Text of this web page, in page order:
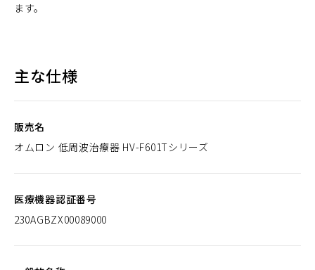
ます。
主な仕様
販売名
オムロン 低周波治療器 HV-F601Tシリーズ
医療機器認証番号
230AGBZX00089000